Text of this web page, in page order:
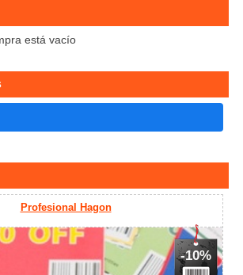
está vacío
Profesional Hagon
-10%